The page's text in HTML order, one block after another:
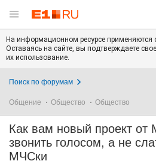
На информационном ресурсе применяются
Оставаясь на сайте, вы подтверждаете свое
их использование.
Поиск по форумам
Общение Общество Общество
Как вам новый проект от
звонить голосом, а не
МЧСки